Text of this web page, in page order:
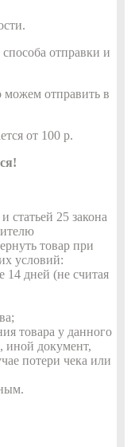
способа отправки и
отправить в
от 100 р.
статьей 25 закона
товар при
условий:
дней (не считая
товара у данного
иной документ,
потери чека или